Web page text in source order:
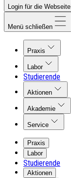
Login für die Webseite
Menü schließen
Praxis
Labor
Studierende
Aktionen
Akademie
Service
Praxis
Labor
Studierende
Aktionen